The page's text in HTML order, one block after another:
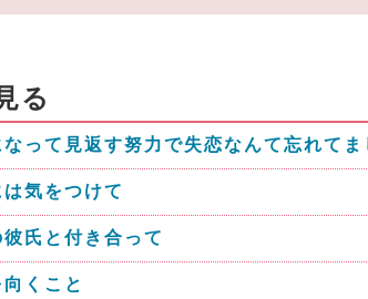
る
って見返す努力で失恋なんて忘れてま
気をつけて
氏と付き合って
くこと